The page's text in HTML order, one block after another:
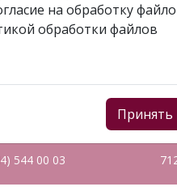
544 00 03
на обработку
обработки файлов
Принять